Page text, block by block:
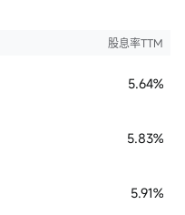
股息率TTM
5.64%
5.83%
5.91%